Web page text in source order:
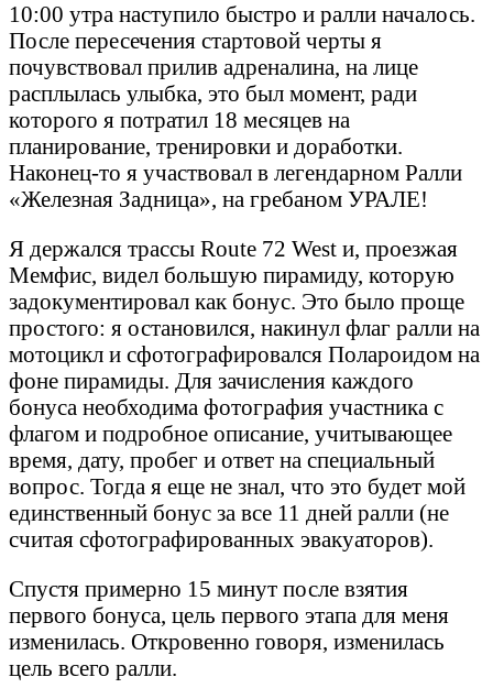
10:00 утра наступило быстро и ралли началось.
После пересечения стартовой черты я
почувствовал прилив адреналина, на лице
расплылась улыбка, это был момент, ради
которого я потратил 18 месяцев на
планирование, тренировки и доработки.
Наконец-то я участвовал в легендарном Ралли
«Железная Задница», на гребаном УРАЛЕ!
Я держался трассы Route 72 West и, проезжая
Мемфис, видел большую пирамиду, которую
задокументировал как бонус. Это было проще
простого: я остановился, накинул флаг ралли на
мотоцикл и сфотографировался Полароидом на
фоне пирамиды. Для зачисления каждого
бонуса необходима фотография участника с
флагом и подробное описание, учитывающее
время, дату, пробег и ответ на специальный
вопрос. Тогда я еще не знал, что это будет мой
единственный бонус за все 11 дней ралли (не
считая сфотографированных эвакуаторов).
Спустя примерно 15 минут после взятия
первого бонуса, цель первого этапа для меня
изменилась. Откровенно говоря, изменилась
цель всего ралли.